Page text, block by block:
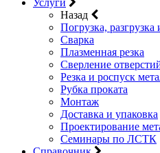
Услуги
Назад
Погрузка,
Сварка
Плазменная резка
Сверление
Резка и роспуск
Рубка проката
Монтаж
Доставка и упаковка
Проектирование
Семинары по ЛСТК